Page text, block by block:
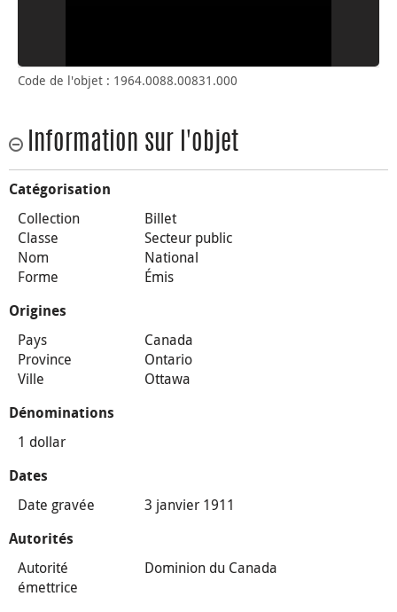
Code de l'objet : 1964.0088.00831.000
Information sur l'objet
Catégorisation
Collection
Billet
Classe
Secteur public
Nom
National
Forme
Émis
Origines
Pays
Canada
Province
Ontario
Ville
Ottawa
Dénominations
1 dollar
Dates
Date gravée 3 janvier 1911
Autorités
Autorité
émettrice
Dominion du Canada